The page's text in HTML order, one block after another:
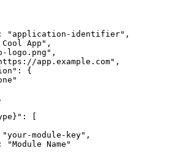
: " application-identifier" ,
Cool App " ,
logo.png" ,
app.example.com" ,
: {
"
: [
"your-module-key" ,
: "Module Name "